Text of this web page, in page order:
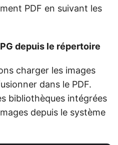
PDF en suivant les
depuis le répertoire
charger les images
dans le PDF.
bibliothèques intégrées
depuis le système